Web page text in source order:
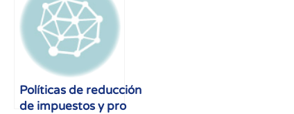
Políticas de reducción
de impuestos y pro